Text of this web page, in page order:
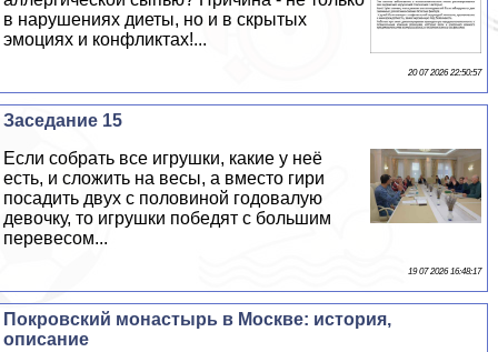
в нарушениях диеты, но и в скрытых
эмоциях и конфликтах!...
20 07 2026 22:50:57
Заседание 15
Если собрать все игрушки, какие у неё
есть, и сложить на весы, а вместо гири
посадить двух с половиной годовалую
дeвoчку, то игрушки победят с большим
перевесом...
19 07 2026 16:48:17
Покровский монастырь в Москве: история,
описание